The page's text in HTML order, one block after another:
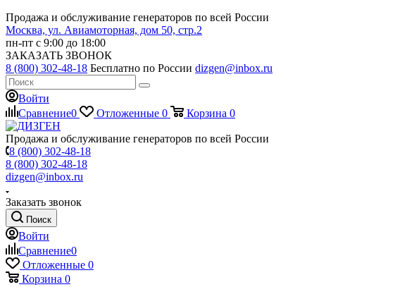
Продажа и обслуживание генераторов по всей России
Москва, ул. Авиамоторная, дом 50, стр.2
пн-пт с 9:00 до 18:00
ЗАКАЗАТЬ ЗВОНОК
8 (800) 302-48-18 Бесплатно по России dizgen@inbox.ru
Войти
Сравнение0 Отложенные 0 Корзина 0
Продажа и обслуживание генераторов по всей России
8 (800) 302-48-18
8 (800) 302-48-18
dizgen@inbox.ru
Заказать звонок
Поиск
Войти
Сравнение0
Отложенные 0
Корзина 0